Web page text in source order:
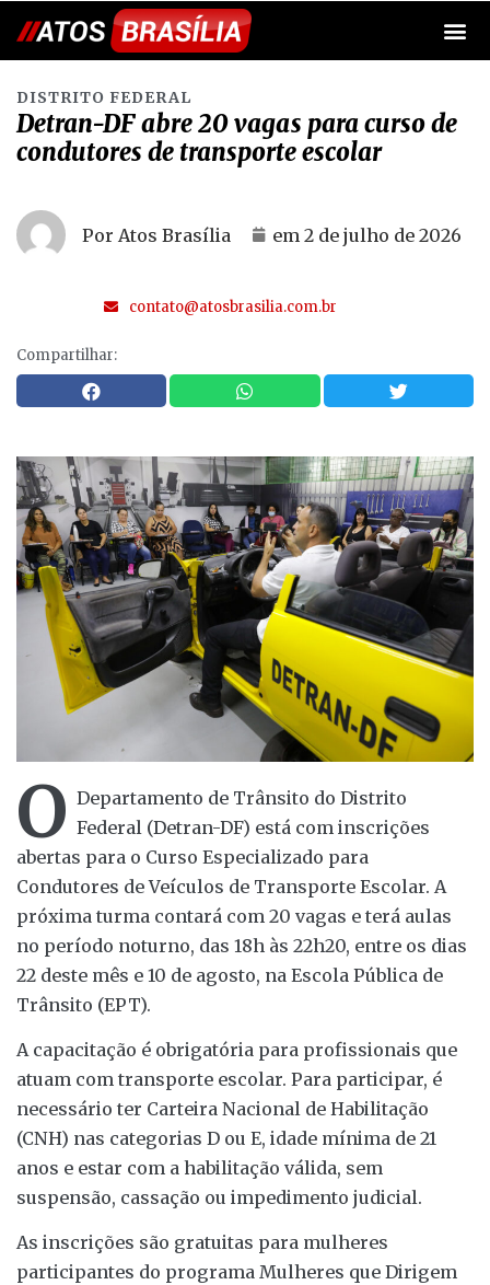
DISTRITO FEDERAL
Detran-DF abre 20 vagas para curso de
condutores de transporte escolar
Por Atos Brasília em 2 de julho de 2026
contato@atosbrasilia.com.br
Compartilhar:
O Departamento de Trânsito do Distrito
Federal (Detran-DF) está com inscrições
abertas para o Curso Especializado para
Condutores de Veículos de Transporte Escolar. A
próxima turma contará com 20 vagas e terá aulas
no período noturno, das 18h às 22h20, entre os dias
22 deste mês e 10 de agosto, na Escola Pública de
Trânsito (EPT).
A capacitação é obrigatória para profissionais que
atuam com transporte escolar. Para participar, é
necessário ter Carteira Nacional de Habilitação
(CNH) nas categorias D ou E, idade mínima de 21
anos e estar com a habilitação válida, sem
suspensão, cassação ou impedimento judicial.
As inscrições são gratuitas para mulheres
participantes do programa Mulheres que Dirigem